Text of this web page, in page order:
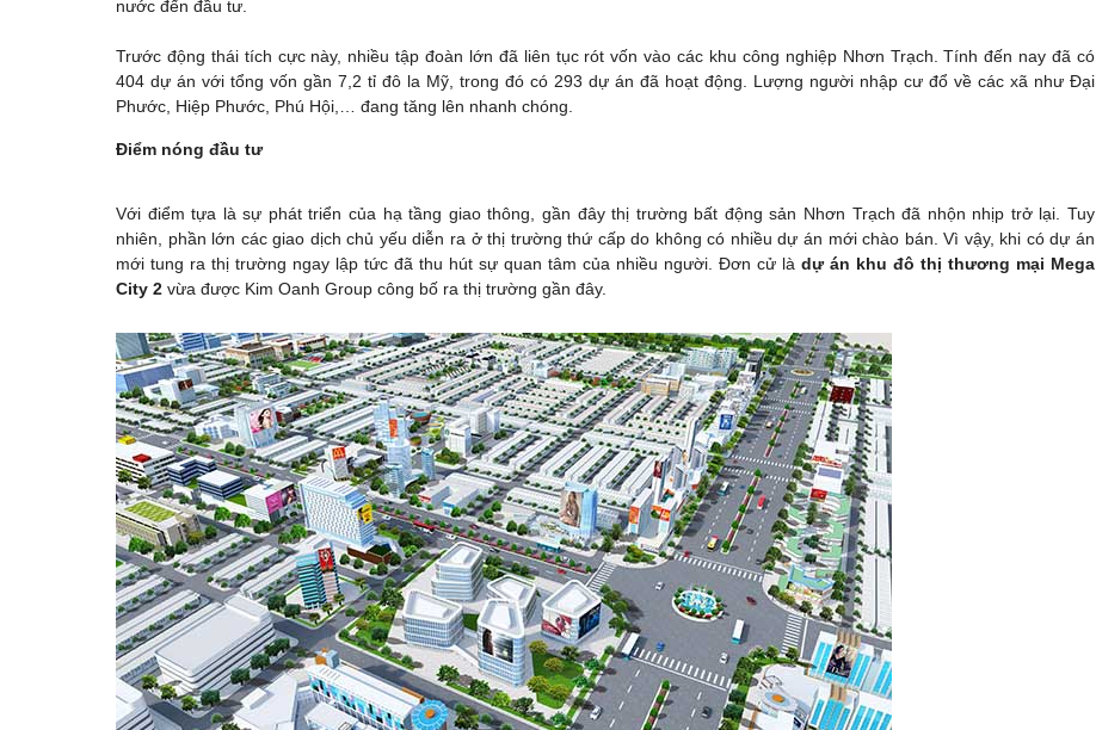
nước đến đầu tư.
Trước động thái tích cực này, nhiều tập đoàn lớn đã liên tục rót vốn vào các khu công nghiệp Nhơn Trạch. Tính đến nay đã có
404 dự án với tổng vốn gần 7,2 tỉ đô la Mỹ, trong đó có 293 dự án đã hoạt động. Lượng người nhập cư đổ về các xã như Đại
Phước, Hiệp Phước, Phú Hội,… đang tăng lên nhanh chóng.
Điểm nóng đầu tư
Với điểm tựa là sự phát triển của hạ tầng giao thông, gần đây thị trường bất động sản Nhơn Trạch đã nhộn nhịp trở lại. Tuy
nhiên, phần lớn các giao dịch chủ yếu diễn ra ở thị trường thứ cấp do không có nhiều dự án mới chào bán. Vì vậy, khi có dự án
mới tung ra thị trường ngay lập tức đã thu hút sự quan tâm của nhiều người. Đơn cử là dự án khu đô thị thương mại Mega
City 2 vừa được Kim Oanh Group công bố ra thị trường gần đây.